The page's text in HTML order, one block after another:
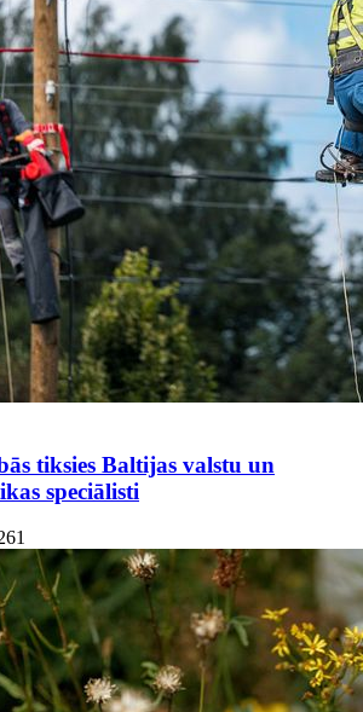
tiksies Baltijas valstu un
speciālisti
1